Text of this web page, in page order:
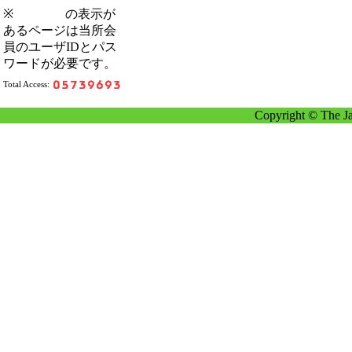
※
の表示が
あるページは当所会
員のユーザIDとパス
ワードが必要です。
Total Access:
Copyright © The